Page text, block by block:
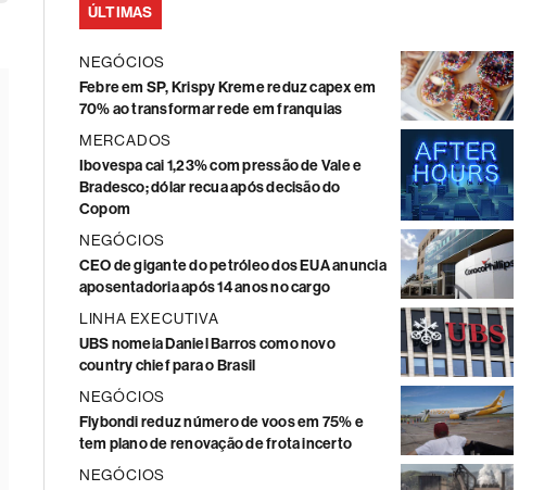
ÚLTIMAS
NEGÓCIOS
Febre em SP, Krispy Kreme reduz capex em
70% ao transformar rede em franquias
MERCADOS
Ibovespa cai 1,23% com pressão de Vale e
Bradesco; dólar recua após decisão do
Copom
NEGÓCIOS
CEO de gigante do petróleo dos EUA anuncia
aposentadoria após 14 anos no cargo
LINHA EXECUTIVA
UBS nomeia Daniel Barros como novo
country chief para o Brasil
NEGÓCIOS
Flybondi reduz número de voos em 75% e
tem plano de renovação de frota incerto
NEGÓCIOS